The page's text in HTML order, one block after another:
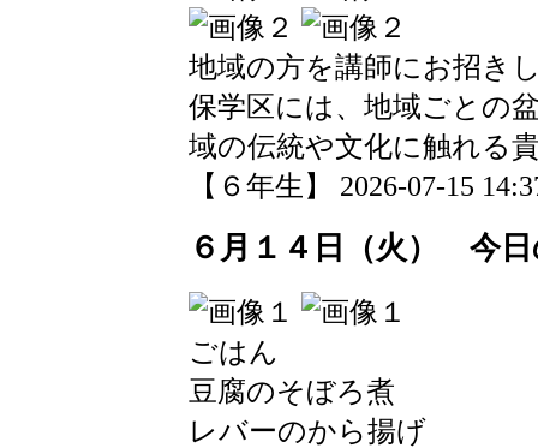
地域の方を講師にお招き
保学区には、地域ごとの
域の伝統や文化に触れる
【６年生】 2026-07-15
６月１４日（火） 今日
ごはん
豆腐のそぼろ煮
レバーのから揚げ